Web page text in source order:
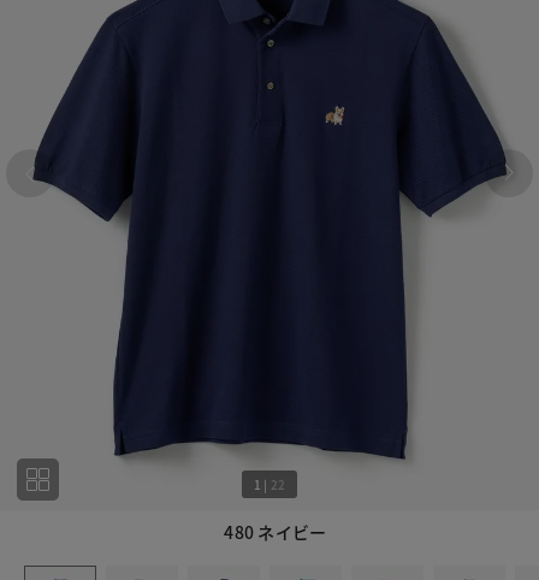
480 ネイビー
1 | 22